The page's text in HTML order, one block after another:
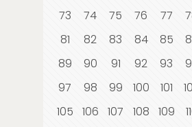
73
74 75 76 77
81
82 83 84 85
89
90 91 92 93
97
98 99 100 101
105
106 107 108 109